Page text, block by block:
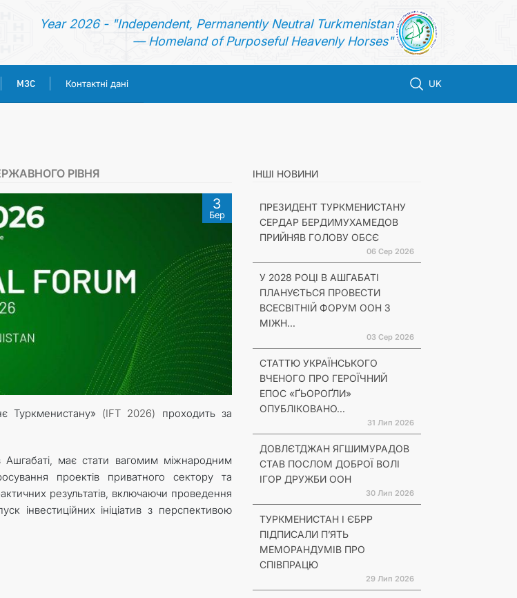
Year 2026 - "Independent, Permanently Neutral Turkmenistan
— Homeland of Purposeful Heavenly Horses"
МЗС Контактні дані UK
ТУРКМЕНИСТАН
ПОСЛУГИ
МЗС
КОНТАКТНІ ДАНІ
РІВНЯ
3
Бер
Туркменистану» (IFT 2026) проходить за
має стати вагомим міжнародним
проектів приватного сектору та
результатів, включаючи проведення
інвестиційних ініціатив з перспективою
ІНШІ НОВИНИ
ПРЕЗИДЕНТ ТУРКМЕНИСТАНУ
СЕРДАР БЕРДИМУХАМЕДОВ
ПРИЙНЯВ ГОЛОВУ ОБСЄ
06 Сер 2026
У 2028 РОЦІ В АШГАБАТІ
ПЛАНУЄТЬСЯ ПРОВЕСТИ
ВСЕСВІТНІЙ ФОРУМ ООН З
МІЖН...
03 Сер 2026
СТАТТЮ УКРАЇНСЬКОГО
ВЧЕНОГО ПРО ГЕРОЇЧНИЙ
ЕПОС «ҐЬОРОҐЛИ»
ОПУБЛІКОВАНО...
31 Лип 2026
ДОВЛЄТДЖАН ЯГШИМУРАДОВ
СТАВ ПОСЛОМ ДОБРОЇ ВОЛІ
ІГОР ДРУЖБИ ООН
30 Лип 2026
ТУРКМЕНИСТАН І ЄБРР
ПІДПИСАЛИ П’ЯТЬ
МЕМОРАНДУМІВ ПРО
СПІВПРАЦЮ
29 Лип 2026